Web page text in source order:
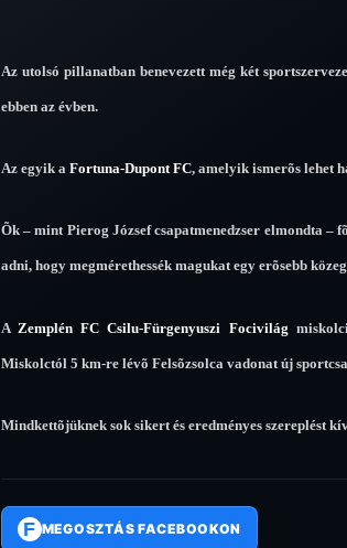
Az utolsó pillanatban benevezett még két
ebben az évben.
Az egyik a Fortuna-Dupont FC, amelyik ismerõs lehet
Õk – mint Pierog József csapatmenedzser elmondta –
adni, hogy megmérethessék magukat egy erõsebb
A Zemplén FC Csilu-Fürgenyuszi Focivilág
Miskolctól 5 km-re lévõ Felsõzsolca vadonat új
Mindkettõjüknek sok sikert és eredményes szereplést
F MEGOSZTÁS FACEBOOKON